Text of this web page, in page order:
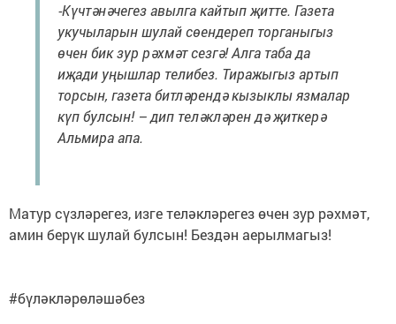
-Күчтәнәчегез авылга кайтып җитте. Газета
укучыларын шулай сөендереп торганыгыз
өчен бик зур рәхмәт сезгә! Алга таба да
иҗади уңышлар телибез. Тиражыгыз артып
торсын, газета битләрендә кызыклы язмалар
күп булсын! – дип теләкләрен дә җиткерә
Альмира апа.
Матур сүзләрегез, изге теләкләрегез өчен зур рәхмәт,
амин берүк шулай булсын! Бездән аерылмагыз!
#бүләкләрөләшәбез